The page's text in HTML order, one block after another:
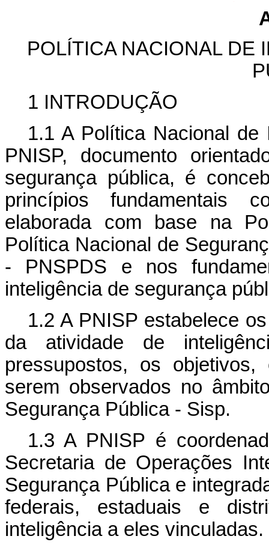
POLÍTICA NACIONAL DE
1 INTRODUÇÃO
1.1 A Política Nacional
PNISP, documento
segurança pública, é
princípios fundamentais
elaborada com base na
Política Nacional de
- PNSPDS e nos
inteligência de segurança
1.2 A PNISP estabelece
da atividade de
pressupostos, os
serem observados no
Segurança Pública - Sisp.
1.3 A PNISP é
Secretaria de Operações
Segurança Pública e
federais, estaduais e
inteligência a eles vinculadas.